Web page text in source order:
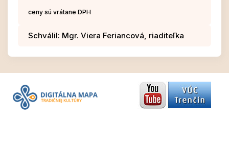
ceny sú vrátane DPH
Schválil: Mgr. Viera Feriancová, riaditeľka